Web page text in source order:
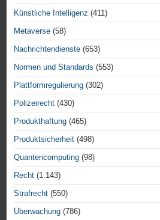
Künstliche Intelligenz (411)
Metaverse (58)
Nachrichtendienste (653)
Normen und Standards (553)
Plattformregulierung (302)
Polizeirecht (430)
Produkthaftung (465)
Produktsicherheit (498)
Quantencomputing (98)
Recht (1.143)
Strafrecht (550)
Überwachung (786)